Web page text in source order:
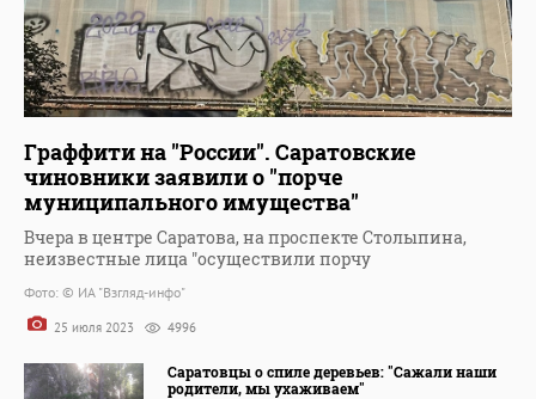
Граффити на "России". Саратовские
чиновники заявили о "порче
муниципального имущества"
Вчера в центре Саратова, на проспекте Столыпина,
неизвестные лица "осуществили порчу
Фото: © ИА "Взгляд-инфо"
25 июля 2023 4996
Саратовцы о спиле деревьев: "Сажали наши
родители, мы ухаживаем"